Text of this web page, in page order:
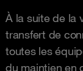
À la suite de la
transfert de
toutes les
du maintien en